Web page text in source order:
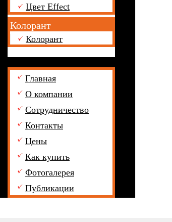
Цвет Effect
Колорант
Колорант
Главная
О компании
Сотрудничество
Контакты
Цены
Как купить
Фотогалерея
Публикации